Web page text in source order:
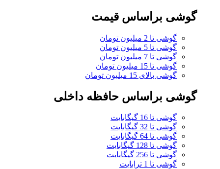
گوشی براساس قیمت
گوشی تا 2 میلیون تومان
گوشی تا 5 میلیون تومان
گوشی تا 7 میلیون تومان
گوشی تا 15 میلیون تومان
گوشی بالای 15 میلیون تومان
گوشی براساس حافظه داخلی
گوشی تا 16 گیگابایت
گوشی تا 32 گیگابایت
گوشی تا 64 گیگابایت
گوشی تا 128 گیگابایت
گوشی تا 256 گیگابایت
گوشی تا 1 ترابایت